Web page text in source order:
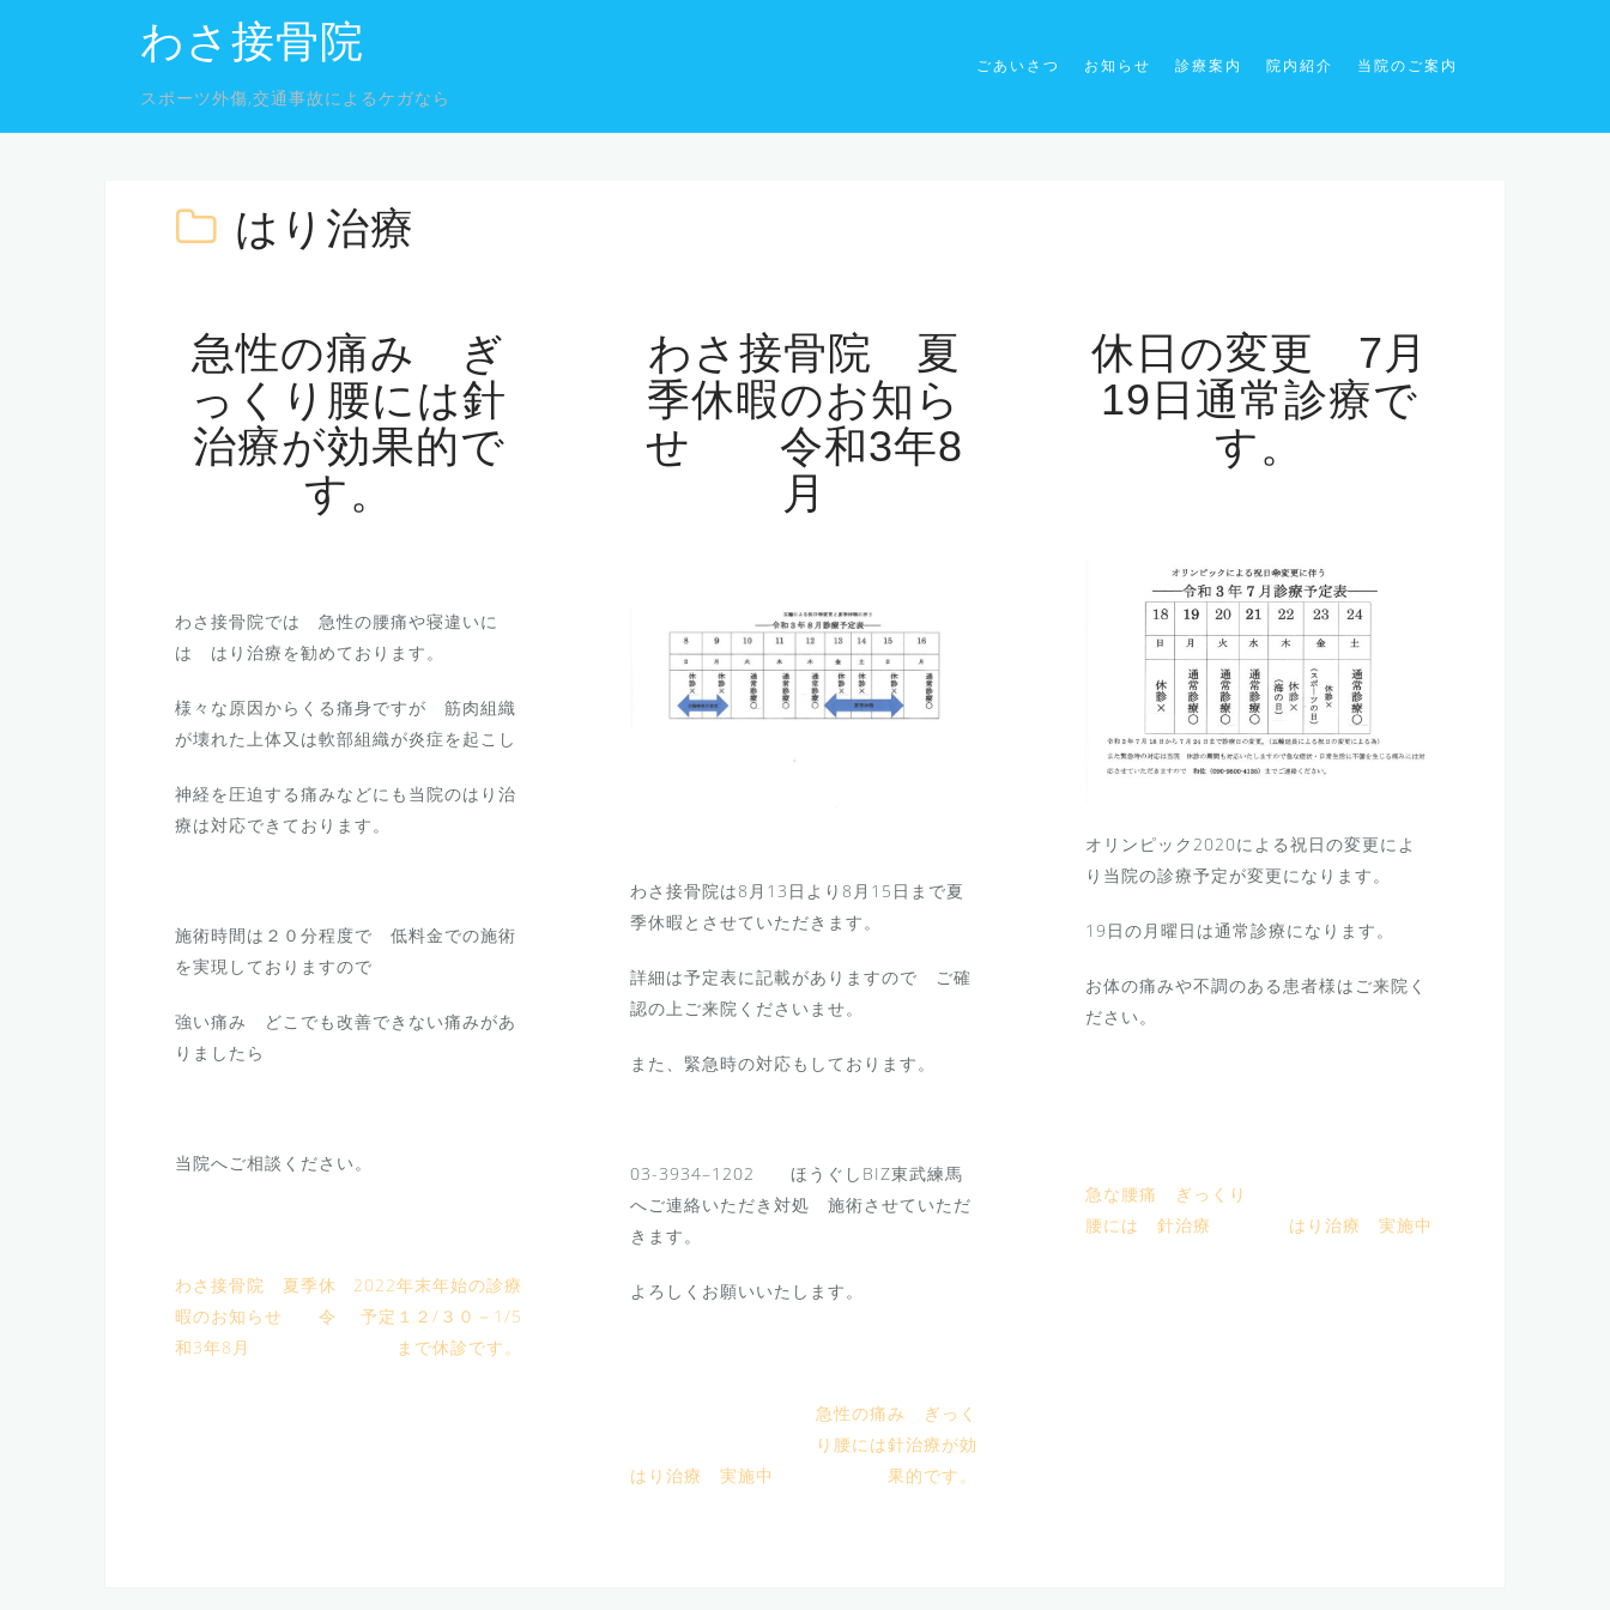
ツ
わさ接骨院
スポーツ外傷,交通事故によるケガなら
ごあいさつ お知らせ 診療案内 院内紹介 当院のご案内
はり治療
急性の痛み ぎ
っくり腰には針
治療が効果的で
す。
わさ接骨院では 急性の腰痛や寝違いに
は はり治療を勧めております。
様々な原因からくる痛身ですが 筋肉組織
が壊れた上体又は軟部組織が炎症を起こし
神経を圧迫する痛みなどにも当院のはり治
療は対応できております。
施術時間は２０分程度で 低料金での施術
を実現しておりますので
強い痛み どこでも改善できない痛みがあ
りましたら
当院へご相談ください。
わさ接骨院 夏季休
暇のお知らせ 令
和3年8月
2022年末年始の診療
予定１２/３０－1/5
まで休診です。
わさ接骨院 夏
季休暇のお知ら
せ 令和3年8
月
わさ接骨院は8月13日より8月15日まで夏
季休暇とさせていただきます。
詳細は予定表に記載がありますので ご確
認の上ご来院くださいませ。
また、緊急時の対応もしております。
03-3934–1202 ほうぐしBIZ東武練馬
へご連絡いただき対処 施術させていただ
きます。
よろしくお願いいたします。
はり治療 実施中
急性の痛み ぎっく
り腰には針治療が効
果的です。
休日の変更 7月
19日通常診療で
す。
オリンピック2020による祝日の変更によ
り当院の診療予定が変更になります。
19日の月曜日は通常診療になります。
お体の痛みや不調のある患者様はご来院く
ださい。
急な腰痛 ぎっくり
腰には 針治療
はり治療 実施中